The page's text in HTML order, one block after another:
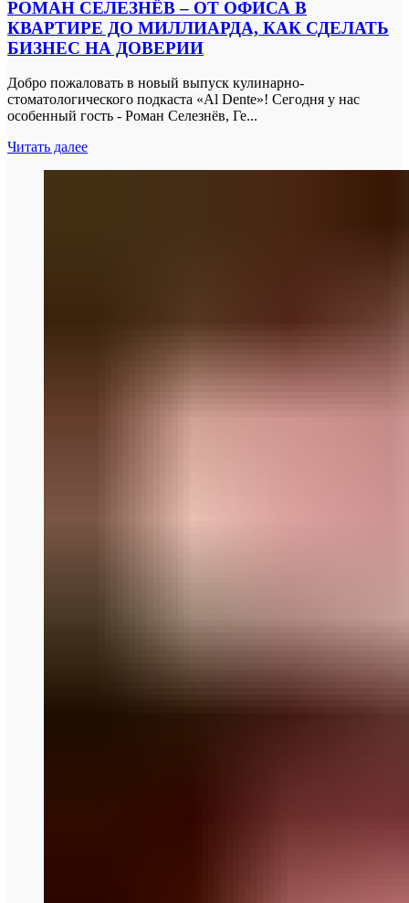
РОМАН СЕЛЕЗНЁВ – ОТ ОФИСА В
КВАРТИРЕ ДО МИЛЛИАРДА, КАК СДЕЛАТЬ
БИЗНЕС НА ДОВЕРИИ
Добро пожаловать в новый выпуск кулинарно-
стоматологического подкаста «Al Dente»! Сегодня у нас
особенный гость - Роман Селезнёв, Ге...
Читать далее